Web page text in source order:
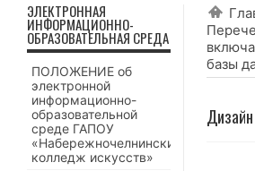
базы
Дизайн
ЭЛЕКТРОННАЯ
ИНФОРМАЦИОННО-
ОБРАЗОВАТЕЛЬНАЯ СРЕДА
ПОЛОЖЕНИЕ об
электронной
информационно-
образовательной
среде ГАПОУ
«Набережночелнинский
колледж искусств»